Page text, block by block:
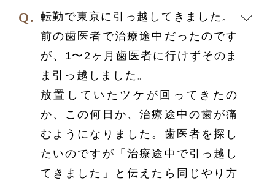
転勤で東京に引っ越してきました。
前の歯医者で治療途中だったのです
が、1〜2ヶ月歯医者に行けずそのま
ま引っ越しました。
放置していたツケが回ってきたの
か、この何日か、治療途中の歯が痛
むようになりました。歯医者を探し
たいのですが「治療途中で引っ越し
てきました」と伝えたら同じやり方